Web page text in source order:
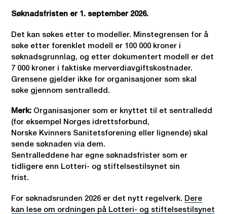
Søknadsfristen er 1. september 2026.
Det kan søkes etter to modeller. Minstegrensen for å
søke etter forenklet modell er 100 000 kroner i
søknadsgrunnlag, og etter dokumentert modell er det
7 000 kroner i faktiske merverdiavgiftskostnader.
Grensene gjelder ikke for organisasjoner som skal
søke gjennom sentralledd.
Merk: Organisasjoner som er knyttet til et sentralledd
(for eksempel Norges idrettsforbund,
Norske Kvinners Sanitetsforening eller lignende) skal
sende søknaden via dem.
Sentralleddene har egne søknadsfrister som er
tidligere enn Lotteri- og stiftelsestilsynet sin
frist.
For søknadsrunden 2026 er det nytt regelverk. Dere
kan lese om ordningen på Lotteri- og stiftelsestilsynet